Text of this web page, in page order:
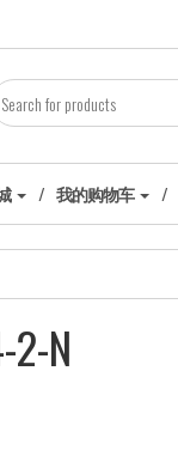
我的购物车
2-N